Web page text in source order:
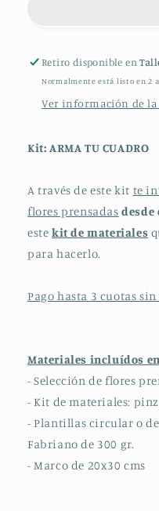
Prensadas
Retiro disponible en
Normalmente está listo en 2
Ver información de
Kit: ARMA TU CUADRO
A través de este kit te
flores prensadas desde
este kit de materiales
para hacerlo.
Pago hasta 3 cuotas
Materiales incluídos
- Selección de flores
- Kit de materiales:
- Plantillas circular o
Fabriano de 300 gr.
- Marco de 20x30 cms